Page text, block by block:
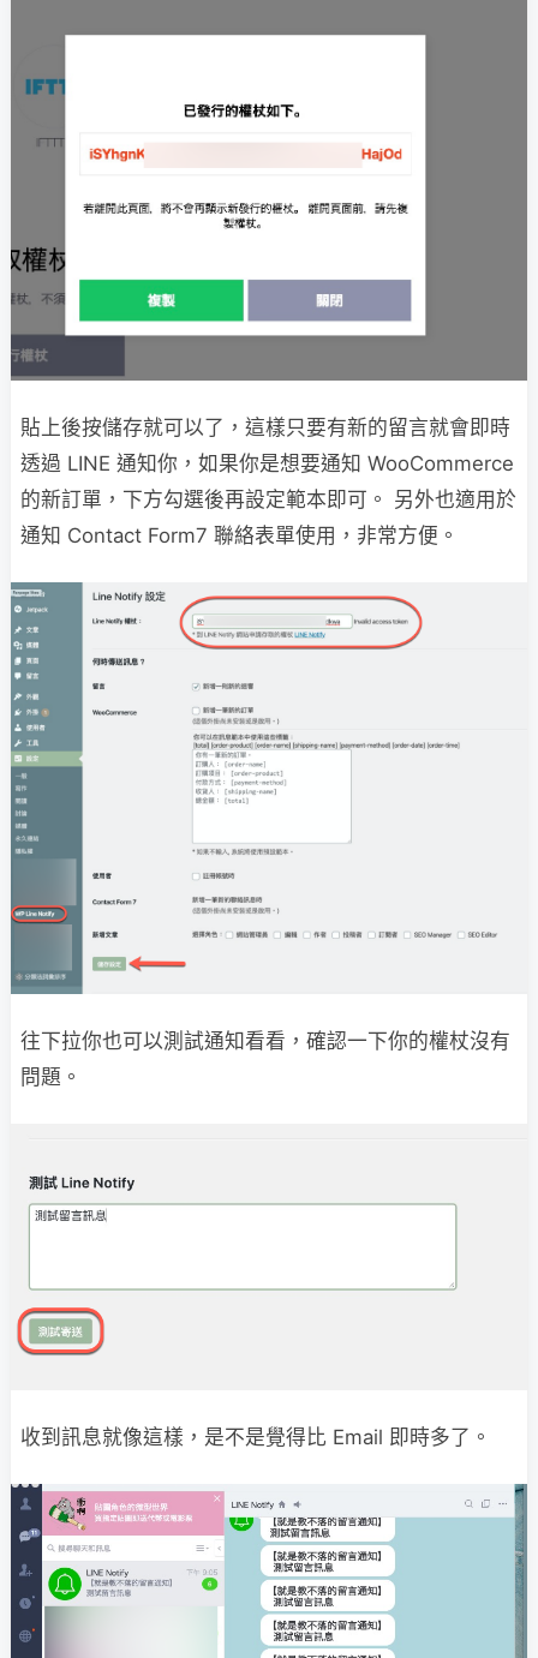
貼上後按儲存就可以了，這樣只要有新的留言就會即時
透過 LINE 通知你，如果你是想要通知 WooCommerce
的新訂單，下方勾選後再設定範本即可。 另外也適用於
通知 Contact Form7 聯絡表單使用，非常方便。
往下拉你也可以測試通知看看，確認一下你的權杖沒有
問題。
收到訊息就像這樣，是不是覺得比 Email 即時多了。